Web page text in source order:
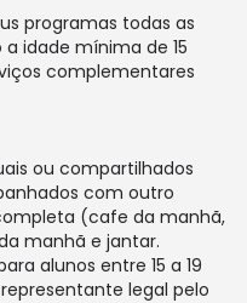
programas todas as
idade mínima de 15
complementares
ou compartilhados
com outro
(cafe da manhã,
manhã e jantar.
alunos entre 15 a 19
legal pelo